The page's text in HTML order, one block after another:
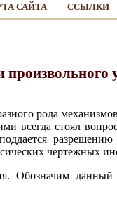
САЙТА ССЫЛКИ
рода
всегда стоял
чертежных
Обозначим данный